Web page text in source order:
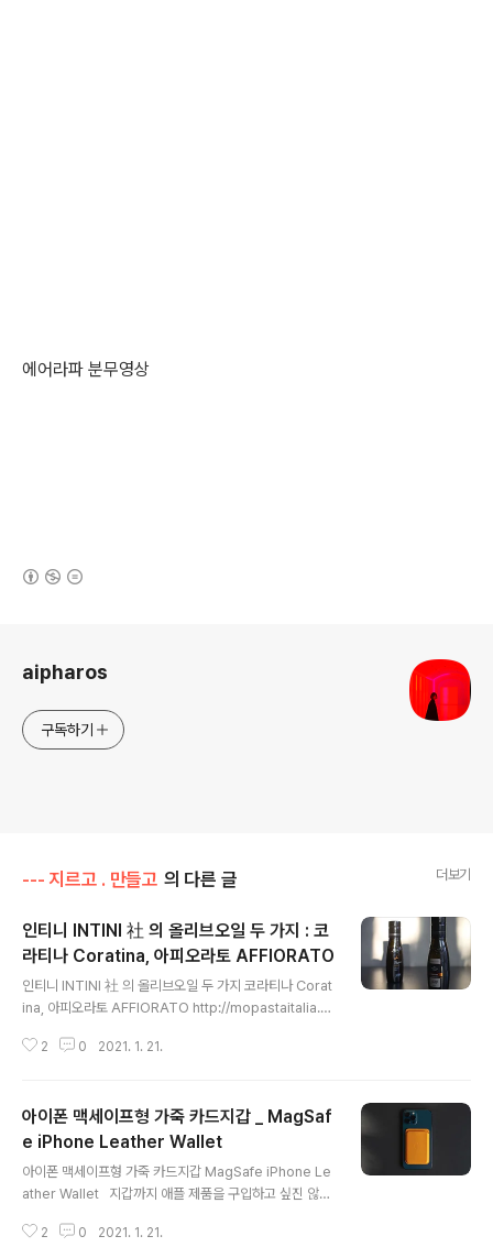
에어라파 분무영상
aipharos
구독하기
--- 지르고 . 만들고 의 다른 글 더보기
인티니 INTINI 社 의 올리브오일 두 가지 : 코
라티나 Coratina, 아피오라토 AFFIORATO
인티니 INTINI 社 의 올리브오일 두 가지 코라티나 Corat
ina, 아피오라토 AFFIORATO http://mopastaitalia.c
은 선물받은 올리보오일들 뿐이었다. 집에서 카놀라유등
라 버진만 사용해왔지. '오빠... 오빤 이제 데체코 그만 써'라
는 모파스타 @mopasta_italia 의 조신혜 대표 @volam
ilano https://www.instagram.com/volamilano/ 나
도 그러고 싶은데 지갑 형편이... 이리 말했더니 인티니 IN
TINI 사의 올리브오일 작은거 두 병 보내줘볼테니 ..
2 0 2021. 1. 21.
아이폰 맥세이프형 가죽 카드지갑 _ MagSaf
e iPhone Leather Wallet
아이폰 맥세이프형 가죽 카드지갑 MagSafe iPhone Le
ather Wallet ​ ​ 지갑까지 애플 제품을 구입하고 싶진 않았
본주의 양아치의 꼭대기에 서있는 느낌이 들거든. 단지 내
2 0 2021. 1. 21.